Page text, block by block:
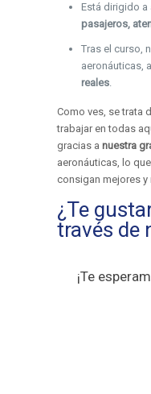
Está dirigido
pasajeros,
Tras el curso,
aeronáuticas,
reales.
Como ves, se trata
trabajar en todas
gracias anuestra
aeronáuticas, lo
consigan mejores y
¿Te
través de
¡Te